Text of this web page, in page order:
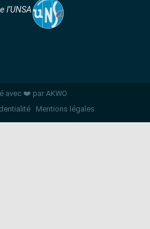
l’UNSA
avec ❤️ par AKWO
Mentions légales